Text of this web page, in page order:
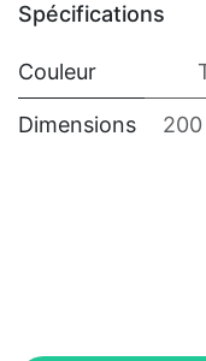
Spécifications
Couleur
Dimensions